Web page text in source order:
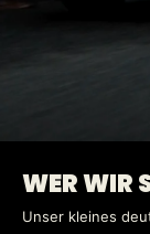
WER WIR
Unser kleines